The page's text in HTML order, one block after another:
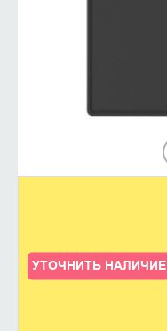
УТОЧНИТЬ НАЛИЧИЕ